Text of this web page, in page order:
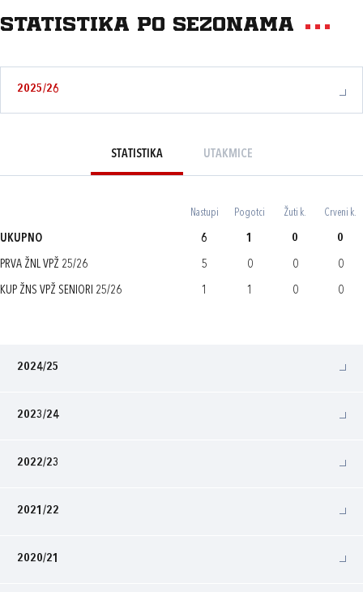
Statistika po sezonama
2025/26
STATISTIKA UTAKMICE
Nastupi Pogotci Žuti k. Crveni k.
UKUPNO 6 1 0 0
PRVA ŽNL VPŽ 25/26 5 0 0 0
KUP ŽNS VPŽ SENIORI 25/26 1 1 0 0
2024/25
2023/24
2022/23
2021/22
2020/21